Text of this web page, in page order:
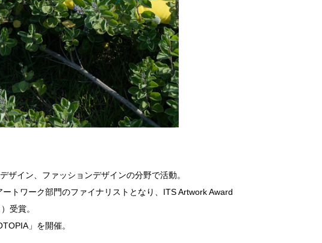
ザイン、ファッションデザインの分野で活動。
トワーク部門のファイナリストとなり、ITS Artwork Award
受賞。
」を開催。